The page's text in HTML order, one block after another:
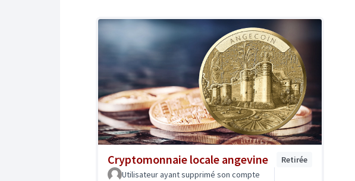
Cryptomonnaie locale angevine
Retirée
Utilisateur ayant supprimé son compte